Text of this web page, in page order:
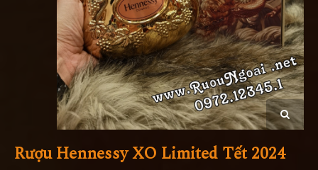
Rượu Hennessy XO Limited Tết 2024